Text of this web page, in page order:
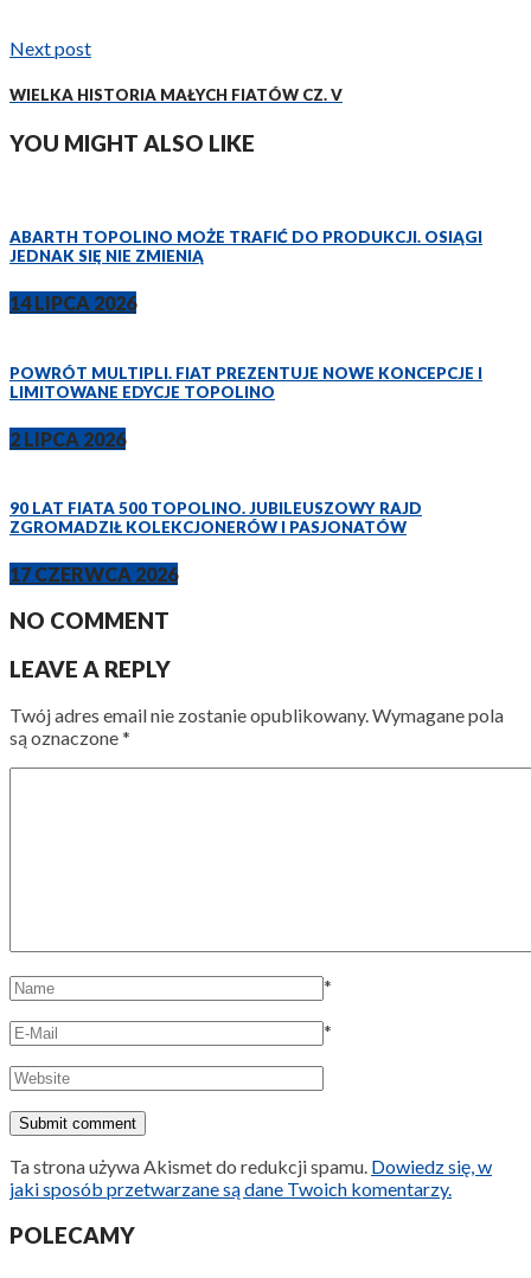
Next post
WIELKA HISTORIA MAŁYCH FIATÓW CZ. V
YOU MIGHT ALSO LIKE
ABARTH TOPOLINO MOŻE TRAFIĆ DO PRODUKCJI. OSIĄGI
JEDNAK SIĘ NIE ZMIENIĄ
14 LIPCA 2026
POWRÓT MULTIPLI. FIAT PREZENTUJE NOWE KONCEPCJE I
LIMITOWANE EDYCJE TOPOLINO
2 LIPCA 2026
90 LAT FIATA 500 TOPOLINO. JUBILEUSZOWY RAJD
ZGROMADZIŁ KOLEKCJONERÓW I PASJONATÓW
17 CZERWCA 2026
NO COMMENT
LEAVE A REPLY
Twój adres email nie zostanie opublikowany.Wymagane pola
są oznaczone*
*
*
Ta strona używa Akismet do redukcji spamu. Dowiedz się, w
jaki sposób przetwarzane są dane Twoich komentarzy.
POLECAMY